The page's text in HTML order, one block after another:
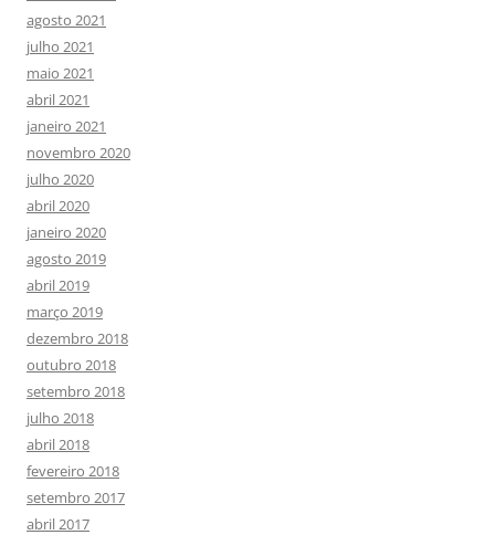
agosto 2021
julho 2021
maio 2021
abril 2021
janeiro 2021
novembro 2020
julho 2020
abril 2020
janeiro 2020
agosto 2019
abril 2019
março 2019
dezembro 2018
outubro 2018
setembro 2018
julho 2018
abril 2018
fevereiro 2018
setembro 2017
abril 2017